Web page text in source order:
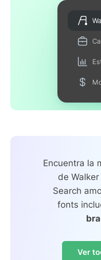
Encuentra la
de
Search
fonts
Ver